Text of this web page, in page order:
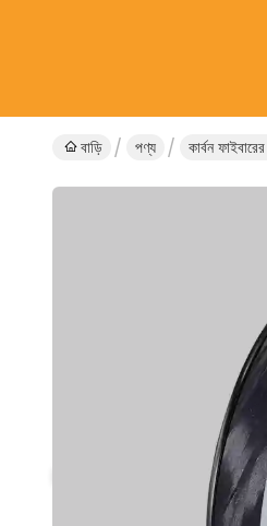
বাড়ি পণ্য কার্বন